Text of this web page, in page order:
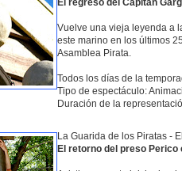
El regreso del Capitán
Vuelve una vieja leyenda a
este marino en los últimos
Asamblea Pirata.
Todos los días de la
Tipo de espectáculo:
Duración de la
La Guarida de los Piratas -
El retorno del preso Perico